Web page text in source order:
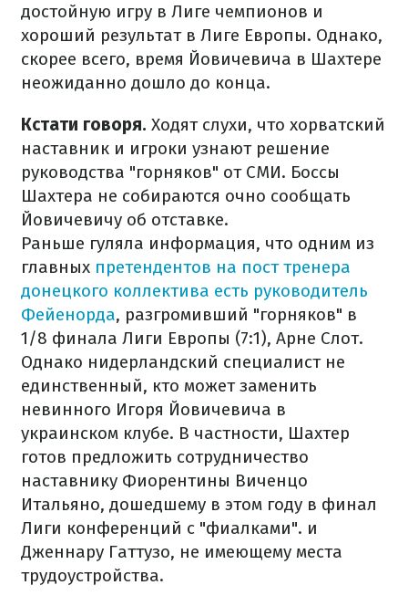
достойную игру в Лиге чемпионов и
хороший результат в Лиге Европы. Однако,
скорее всего, время Йовичевича в Шахтере
неожиданно дошло до конца.
Кстати говоря. Ходят слухи, что хорватский
наставник и игроки узнают решение
руководства "горняков" от СМИ. Боссы
Шахтера не собираются очно сообщать
Йовичевичу об отставке.
Раньше гуляла информация, что одним из
главных претендентов на пост тренера
донецкого коллектива есть руководитель
Фейенорда, разгромивший "горняков" в
1/8 финала Лиги Европы (7:1), Арне Слот.
Однако нидерландский специалист не
единственный, кто может заменить
невинного Игоря Йовичевича в
украинском клубе. В частности, Шахтер
готов предложить сотрудничество
наставнику Фиорентины Виченцо
Итальяно, дошедшему в этом году в финал
Лиги конференций с "фиалками". и
Дженнару Гаттузо, не имеющему места
трудоустройства.